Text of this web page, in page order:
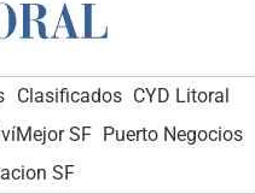
Clasificados CYD Litoral
SF Puerto Negocios
SF